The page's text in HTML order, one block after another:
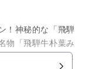
！神秘的な「飛騨
物「飛騨牛朴葉み
トマトジュース